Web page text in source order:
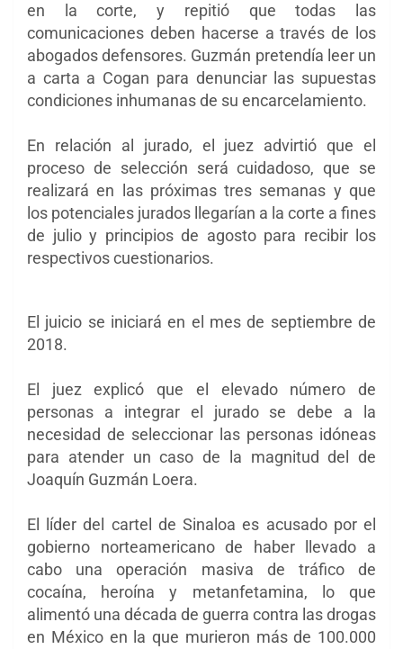
en la corte, y repitió que todas las
comunicaciones deben hacerse a través de los
abogados defensores. Guzmán pretendía leer un
a carta a Cogan para denunciar las supuestas
condiciones inhumanas de su encarcelamiento.
En relación al jurado, el juez advirtió que el
proceso de selección será cuidadoso, que se
realizará en las próximas tres semanas y que
los potenciales jurados llegarían a la corte a fines
de julio y principios de agosto para recibir los
respectivos cuestionarios.
El juicio se iniciará en el mes de septiembre de
2018.
El juez explicó que el elevado número de
personas a integrar el jurado se debe a la
necesidad de seleccionar las personas idóneas
para atender un caso de la magnitud del de
Joaquín Guzmán Loera.
El líder del cartel de Sinaloa es acusado por el
gobierno norteamericano de haberllevado a
cabo una operación masiva de tráfico de
cocaína, heroína y metanfetamina, lo que
alimentó una década de guerra contra las drogas
en México en la que murieron más de 100.000